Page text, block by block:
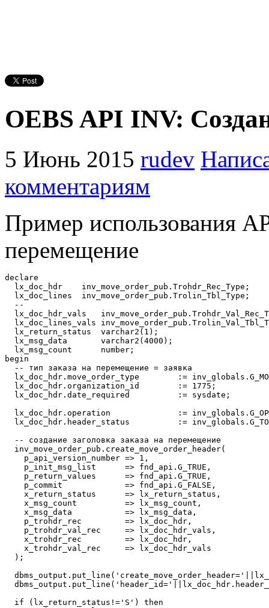
OEBS API INV:
5 Июнь 2015 rudev
комментариям
Пример использования
перемещение
declare
  lx_doc_hdr    inv_move_order_pub.Trohdr_Rec_Type;
  lx_doc_lines  inv_move_order_pub.Trolin_Tbl_Type;
  --
lx_doc_hdr_vals
lx_doc_lines_vals
  lx_return_status  varchar2(1);
  lx_msg_data       varchar2(4000);
  lx_msg_count      number;
begin
  -- тип заказа на перемещение = заявка
lx_doc_hdr.move_order_type        :=
  lx_doc_hdr.organization_id        := 1775;
  lx_doc_hdr.date_required          := sysdate;
lx_doc_hdr.operation              :=
lx_doc_hdr.header_status          :=
  -- создание заголовка заказа на перемещение
  inv_move_order_pub.create_move_order_header(
    p_api_version_number => 1,
    p_init_msg_list      => fnd_api.G_TRUE,
    p_return_values      => fnd_api.G_TRUE,
    p_commit             => fnd_api.G_FALSE,
    x_return_status      => lx_return_status,
    x_msg_count          => lx_msg_count,
    x_msg_data           => lx_msg_data,
    p_trohdr_rec         => lx_doc_hdr,
    p_trohdr_val_rec     => lx_doc_hdr_vals,
    x_trohdr_rec         => lx_doc_hdr,
    x_trohdr_val_rec     => lx_doc_hdr_vals
  );
  if (lx_return_status!='S') then